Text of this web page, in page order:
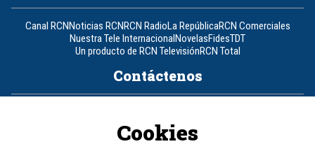
Canal RCNNoticias RCNRCN RadioLa RepúblicaRCN Comerciales
Nuestra Tele InternacionalNovelasFidesTDT
Un producto de RCN TelevisiónRCN Total
Contáctenos
Cookies